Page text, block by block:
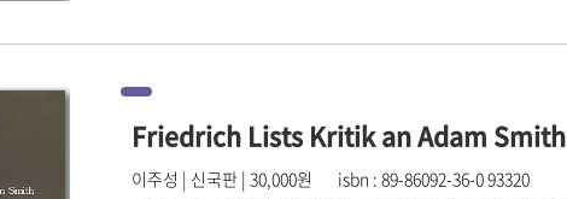
Friedrich Lists Kritik an Adam Smith
이주성 | 신국판 | 30,000원 isbn : 89-86092-36-0 93320